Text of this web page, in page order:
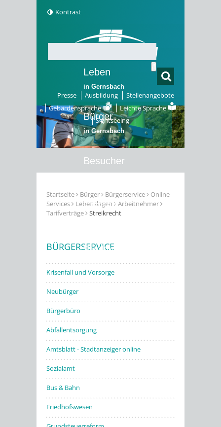
Kontrast
Presse Ausbildung
Stellenangebote
Gebärdensprache
Leichte Sprache
Sightseeing
Leben
in Gernsbach
Bürger
in Gernsbach
Besucher
Erleben
Stadtwerke
Startseite Bürger Bürgerservice
Online-
Services
Lebenslagen
Arbeitnehmer
Tarifverträge
Streikrecht
BÜRGERSERVICE
Krisenfall und Vorsorge
Neubürger
Bürgerbüro
Abfallentsorgung
Amtsblatt - Stadtanzeiger online
Sozialamt
Bus & Bahn
Friedhofswesen